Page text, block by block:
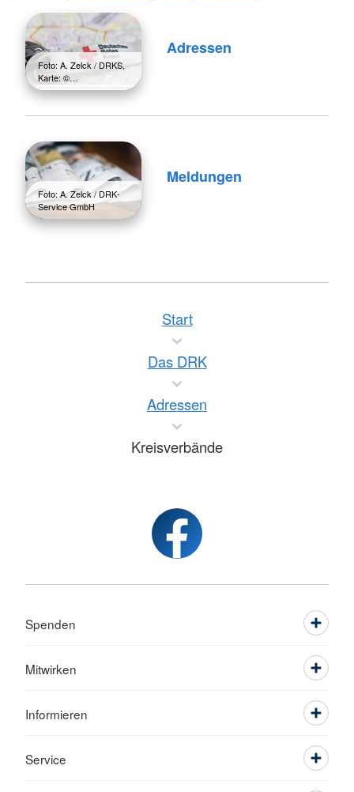
Foto: A. Zelck / DRKS,
Karte: ©…
Adressen
Foto: A. Zelck / DRK-
Service GmbH
Meldungen
Start
Das DRK
Adressen
Kreisverbände
Spenden
Mitwirken
Informieren
Service